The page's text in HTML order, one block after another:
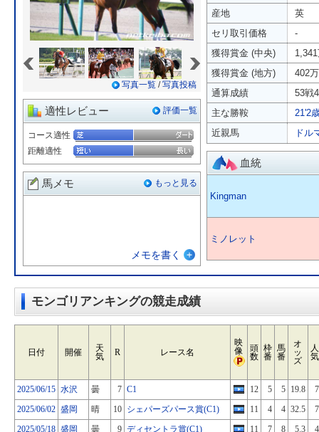
写真一覧 /写真投稿
適性レビュー 評価一覧
コース適性
距離適性
馬メモ もっと見る
メモを書く
産地
英
セリ取引価格
-
獲得賞金 (中央)
獲得賞金 (地方)
402
通算成績
53戦
主な勝鞍
21'2
近親馬
ドル
血統
Kingman
ミノレット
モンゴリアンキングの競走成績
日付 開催
天
気
R レース名
映
像
頭
数
枠
番
馬
番
オ
ッ
ズ
人
気
2025/06/15 水沢 曇 7 C1 12 5 5 19.8
7
2025/06/02 盛岡 晴 10 シェパーズパース賞(C1) 11 4 4 32.5
7
2025/05/18 盛岡 曇 9 ディセントラ賞(C1) 11 7 8 5.3
4